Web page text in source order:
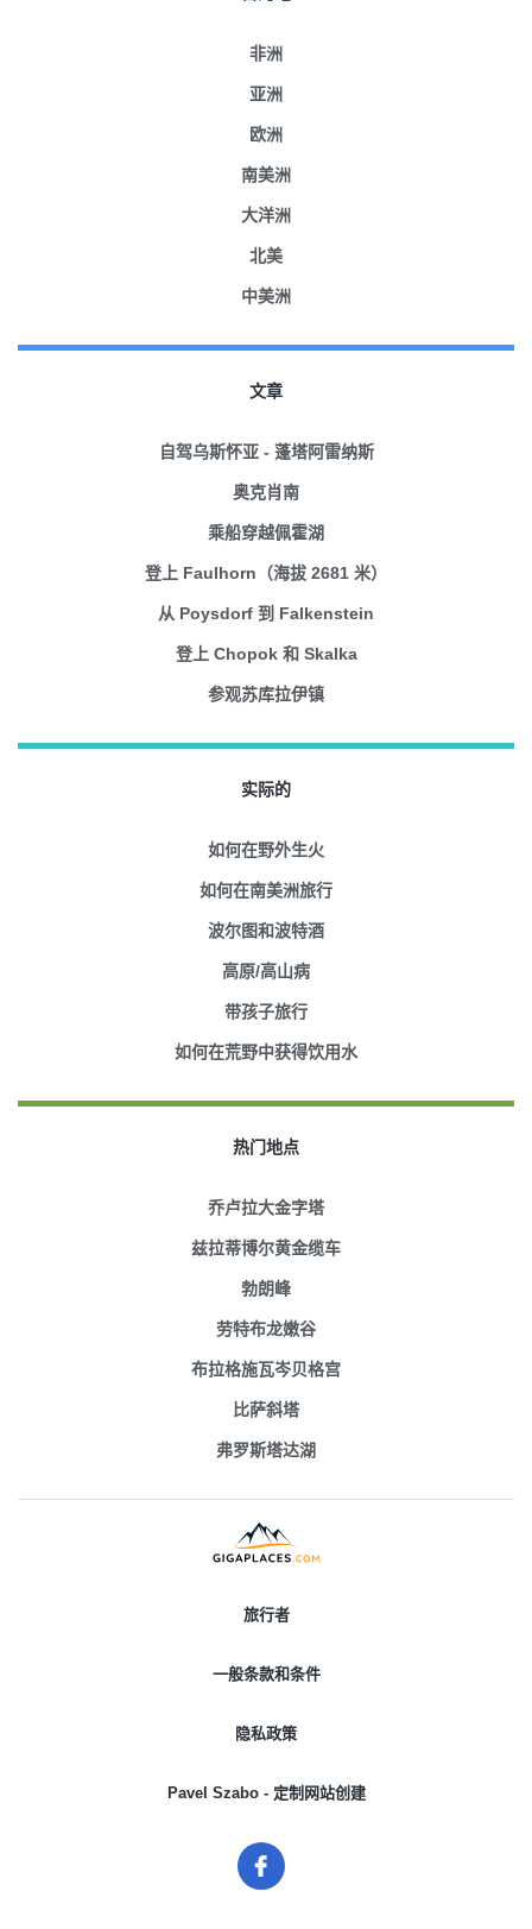
非洲
亚洲
欧洲
南美洲
大洋洲
北美
中美洲
文章
自驾乌斯怀亚 - 蓬塔阿雷纳斯
奥克肖南
乘船穿越佩霍湖
登上 Faulhorn（海拔 2681 米）
从 Poysdorf 到 Falkenstein
登上 Chopok 和 Skalka
参观苏库拉伊镇
实际的
如何在野外生火
如何在南美洲旅行
波尔图和波特酒
高原/高山病
带孩子旅行
如何在荒野中获得饮用水
热门地点
乔卢拉大金字塔
兹拉蒂博尔黄金缆车
勃朗峰
劳特布龙嫩谷
布拉格施瓦岑贝格宫
比萨斜塔
弗罗斯塔达湖
旅行者
一般条款和条件
隐私政策
Pavel Szabo - 定制网站创建